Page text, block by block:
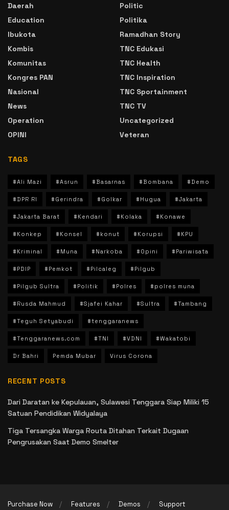
Daerah
Education
Ibukota
Kombis
Komunitas
Kongres PAN
Nasional
News
Operation
OPINI
Politic
Politika
Ramadhan Story
TNC Edukasi
TNC Health
TNC Inspiration
TNC Sportainment
TNC TV
Uncategorized
Veteran
TAGS
#Ali Mazi #Asrun #Basarnas #Bombana #Demo
#DPR RI #Gerindra #Golkar #Hugua #Jakarta
#Jakarta Barat #Kendari #Kolaka #Konawe
#Konkep #Konsel #konut #Korupsi #KPU
#Kriminal #Muna #Narkoba #Opini #Pariwisata
#PDIP #Pemkot #Pilcaleg #Pilgub
#Pilgub Sultra #Politik #Polres #polres muna
#Rusda Mahmud #Sjafei Kahar #Sultra #Tambang
#Teguh Setyabudi #tenggaranews
#Tenggaranews.com #TNI #VDNI #Wakatobi
Dr Bahri Pemda Mubar Virus Corona
RECENT POSTS
Dari Daratan ke Kepulauan, Sulawesi Tenggara Siap Miliki 15
Satuan Pendidikan Widyalaya
Tiga Tersangka Warga Routa Ditahan Terkait Dugaan
Pengrusakan Saat Demo Smelter
Purchase Now Features Demos Support